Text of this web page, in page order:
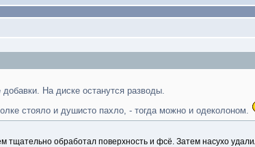
На диске останутся разводы.
стояло и душисто пахло, - тогда можно и одеколоном.
тщательно обработал поверхность и фсё. Затем насухо